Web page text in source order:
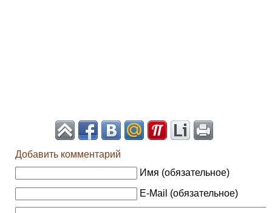
Добавить комментарий
Имя (обязательное)
E-Mail (обязательное)